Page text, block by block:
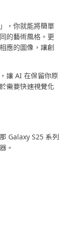
，你就能將簡單
的藝術風格。更
應的圖像，讓創
讓 AI 在保留你原
需要快速視覺化
Galaxy S25 系列
。